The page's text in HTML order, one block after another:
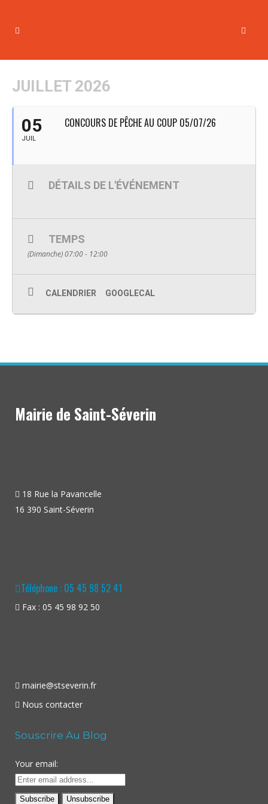
JUILLET 2026
05
JUIL
CONCOURS DE PÊCHE AU COUP 05/07/26
DÉTAILS DE L'ÉVÉNEMENT
TEMPS
(Dimanche) 07:00 - 12:00
CALENDRIER GOOGLECAL
Mairie de Saint-Séverin
18 Rue la Pavancelle
16 390 Saint-Séverin
Téléphone : 05 45 98 52 41
Fax : 05 45 98 92 50
mairie@stseverin.fr
Nous contacter
Souscrire Au Blog
Your email: